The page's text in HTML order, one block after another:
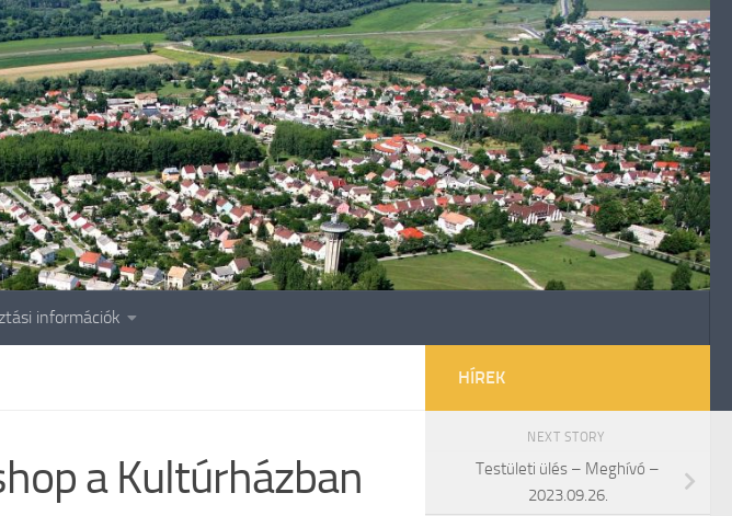
információk
a Kultúrházban
HÍREK
NEXT STORY
Testületi ülés – Meghívó –
2023.09.26.